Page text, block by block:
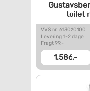
toilet
VVS nr. 613020100
Levering 1-2 dage
Fragt 99,-
1.586,-